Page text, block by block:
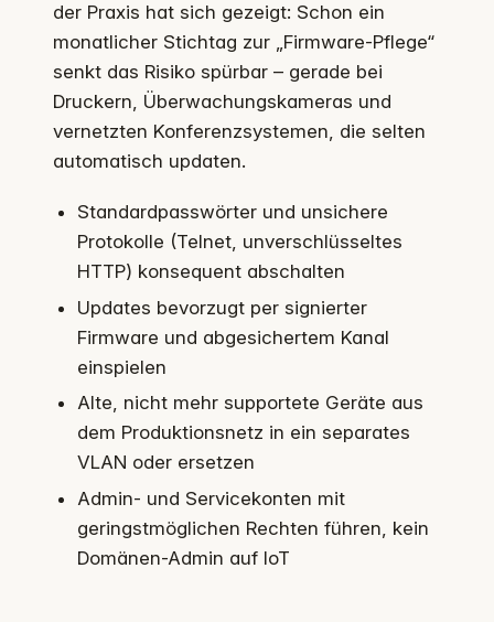
der Praxis hat sich gezeigt: Schon ein
monatlicher Stichtag zur „Firmware-Pflege“
senkt das Risiko spürbar – gerade bei
Druckern, Überwachungskameras und
vernetzten Konferenzsystemen, die selten
automatisch updaten.
Standardpasswörter und unsichere
Protokolle (Telnet, unverschlüsseltes
HTTP) konsequent abschalten
Updates bevorzugt per signierter
Firmware und abgesichertem Kanal
einspielen
Alte, nicht mehr supportete Geräte aus
dem Produktionsnetz in ein separates
VLAN oder ersetzen
Admin- und Servicekonten mit
geringstmöglichen Rechten führen, kein
Domänen-Admin auf IoT